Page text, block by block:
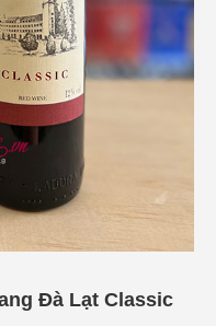
Đà Lạt Classic